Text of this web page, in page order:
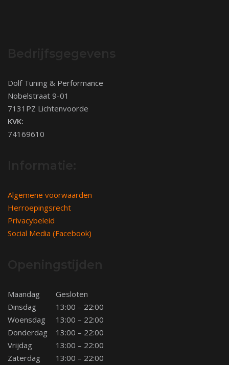
Dolf Tuning & Performance
Nobelstraat 9-01
7131PZ Lichtenvoorde
KVK:
74169610
Algemene voorwaarden
Herroepingsrecht
Privacybeleid
Social Media (Facebook)
Maandag
Gesloten
Dinsdag
13:00 – 22:00
Woensdag
13:00 – 22:00
Donderdag
13:00 – 22:00
Vrijdag
13:00 – 22:00
Zaterdag
13:00 – 22:00